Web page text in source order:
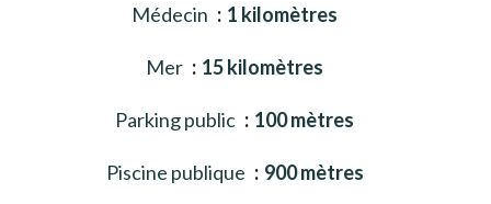
Médecin 1 kilomètres
Mer 15 kilomètres
Parking public 100 mètres
Piscine publique 900 mètres